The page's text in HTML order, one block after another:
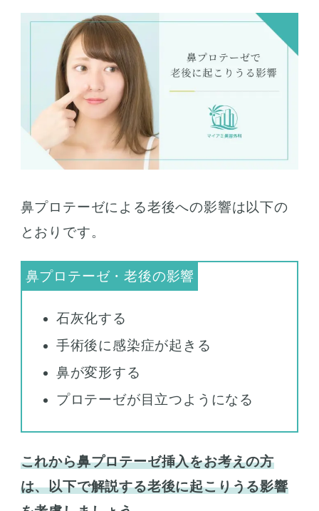
鼻プロテーゼによる老後への影響は以下の
とおりです。
石灰化する
手術後に感染症が起きる
鼻が変形する
プロテーゼが目立つようになる
これから鼻プロテーゼ挿入をお考えの方
は、以下で解説する老後に起こりうる影響